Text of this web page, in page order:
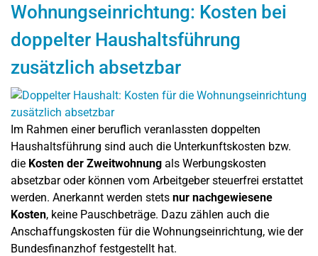
Wohnungseinrichtung: Kosten bei
doppelter Haushaltsführung
zusätzlich absetzbar
Im Rahmen einer beruflich veranlassten doppelten
Haushaltsführung sind auch die Unterkunftskosten bzw.
die Kosten der Zweitwohnung als Werbungskosten
absetzbar oder können vom Arbeitgeber steuerfrei erstattet
werden. Anerkannt werden stets nur nachgewiesene
Kosten, keine Pauschbeträge. Dazu zählen auch die
Anschaffungskosten für die Wohnungseinrichtung, wie der
Bundesfinanzhof festgestellt hat.